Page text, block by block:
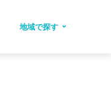
地域で探す